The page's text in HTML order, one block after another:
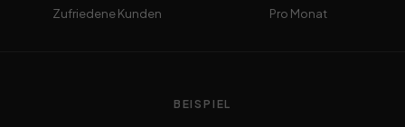
Zufriedene Kunden Pro Monat
BEISPIEL